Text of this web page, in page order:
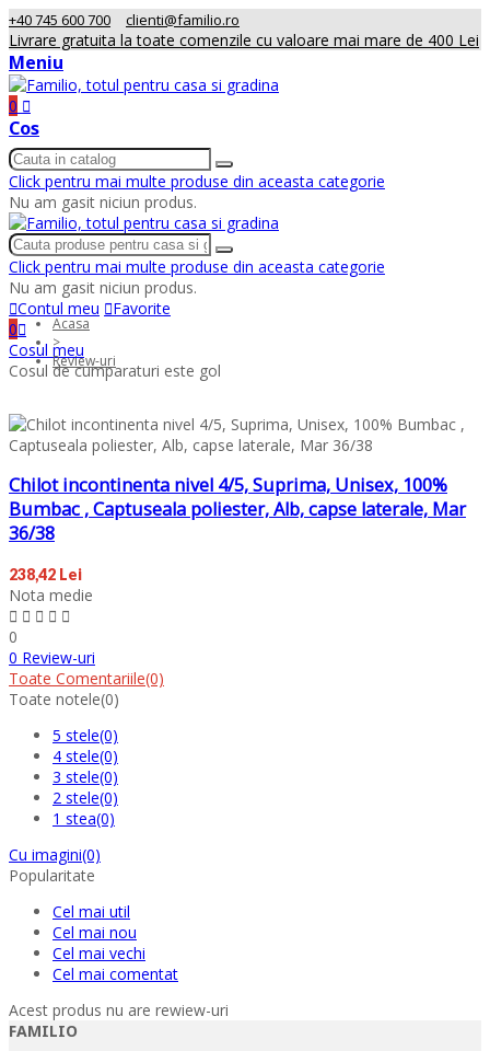
+40 745 600 700 clienti@familio.ro
Livrare gratuita la toate comenzile cu valoare mai mare de 400 Lei
Meniu
0
Cos
Click pentru mai multe produse din aceasta categorie
Nu am gasit niciun produs.
Click pentru mai multe produse din aceasta categorie
Nu am gasit niciun produs.
Contul meu
Favorite
0
Cosul meu
Cosul de cumparaturi este gol
Acasa
>
Review-uri
Chilot incontinenta nivel 4/5, Suprima, Unisex, 100%
Bumbac , Captuseala poliester, Alb, capse laterale, Mar
36/38
238,42 Lei
Nota medie
0
0 Review-uri
Toate Comentariile(0)
Toate notele(0)
5 stele(0)
4 stele(0)
3 stele(0)
2 stele(0)
1 stea(0)
Cu imagini(0)
Popularitate
Cel mai util
Cel mai nou
Cel mai vechi
Cel mai comentat
Acest produs nu are rewiew-uri
FAMILIO